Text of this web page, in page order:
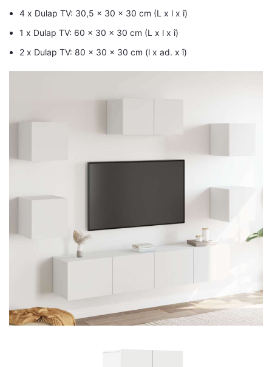
4 x Dulap TV: 30,5 x 30 x 30 cm (L x l x î)
1 x Dulap TV: 60 x 30 x 30 cm (L x l x î)
2 x Dulap TV: 80 x 30 x 30 cm (l x ad. x î)